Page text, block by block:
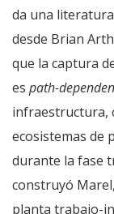
da una
desde Brian
que la captura
es path-
infraestructura,
ecosistemas de
durante la fase
construyó
planta trabajo-